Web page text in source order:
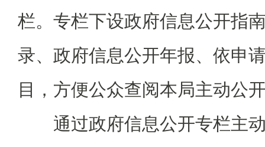
栏。专栏下设政府信息公开指
录、政府信息公开年报、依申
目，方便公众查阅本局主动公
通过政府信息公开专栏主动